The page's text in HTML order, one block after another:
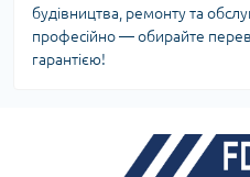
будівництва, ремонту та
професійно — обирайте
гарантією!